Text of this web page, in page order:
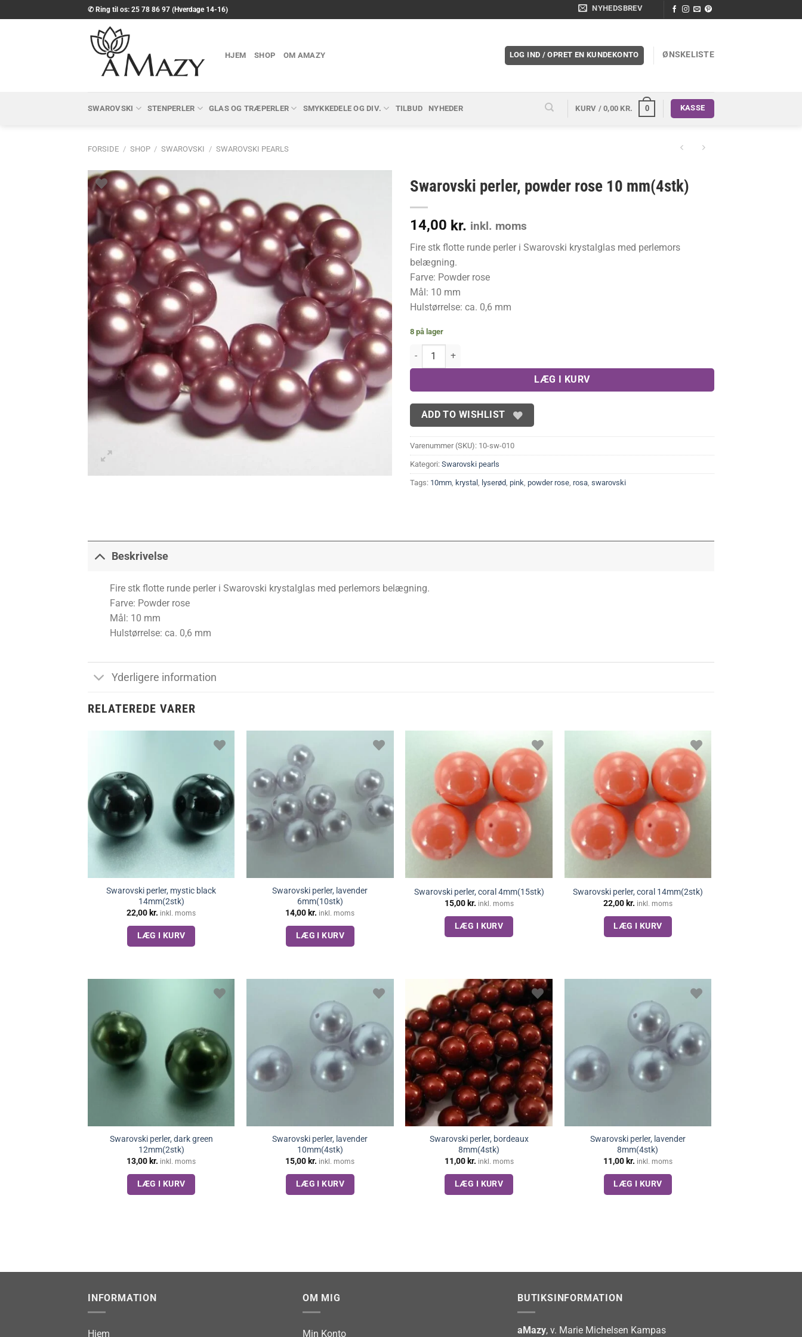
til
✆ Ring til os: 25 78 86 97 (Hverdage 14-16) NYHEDSBREV
HJEM SHOP OM AMAZY LOG IND / OPRET EN KUNDEKONTO ØNSKELISTE
SWAROVSKI STENPERLER GLAS OG TRÆPERLER SMYKKEDELE OG DIV. TILBUD NYHEDER KURV /0,00 KR. 0 KASSE
FORSIDE / SHOP / SWAROVSKI / SWAROVSKI PEARLS
Swarovski perler, powder rose 10 mm(4stk)
14,00 kr. inkl. moms
Fire stk flotte runde perler i Swarovski krystalglas med perlemors
belægning.
Farve: Powder rose
Mål: 10 mm
Hulstørrelse: ca. 0,6 mm
8 på lager
Swarovski perler, powder rose 10 mm(4stk) antal
LÆG I KURV
ADD TO WISHLIST
Varenummer (SKU): 10-sw-010
Kategori: Swarovski pearls
Tags: 10mm krystal lyserød pink powder rose rosa swarovski
Beskrivelse
Fire stk flotte runde perler i Swarovski krystalglas med perlemors belægning.
Farve: Powder rose
Mål: 10 mm
Hulstørrelse: ca. 0,6 mm
Yderligere information
RELATEREDE VARER
Swarovski perler, mystic black
14mm(2stk)
22,00kr. inkl. moms
LÆG I KURV
Swarovski perler, lavender
6mm(10stk)
14,00kr. inkl. moms
LÆG I KURV
Swarovski perler, coral 4mm(15stk)
15,00 kr. inkl. moms
LÆG I KURV
Swarovski perler, coral 14mm(2stk)
22,00 kr. inkl. moms
LÆG I KURV
Swarovski perler, dark green
12mm(2stk)
13,00 kr. inkl. moms
LÆG I KURV
Swarovski perler, lavender
10mm(4stk)
15,00 kr. inkl. moms
LÆG I KURV
Swarovski perler, bordeaux
8mm(4stk)
11,00 kr. inkl. moms
LÆG I KURV
Swarovski perler, lavender
8mm(4stk)
11,00 kr. inkl. moms
LÆG I KURV
INFORMATION
Hjem
OM MIG
Min Konto
BUTIKSINFORMATION
aMazy, v. Marie Michelsen Kampas